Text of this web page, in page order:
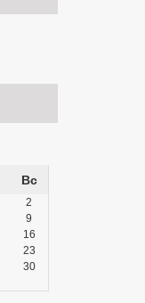
Вс
2
9
16
23
30